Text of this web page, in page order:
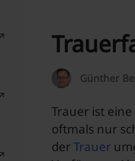
Günther
Trauer ist
oftmals nur
derTrauer